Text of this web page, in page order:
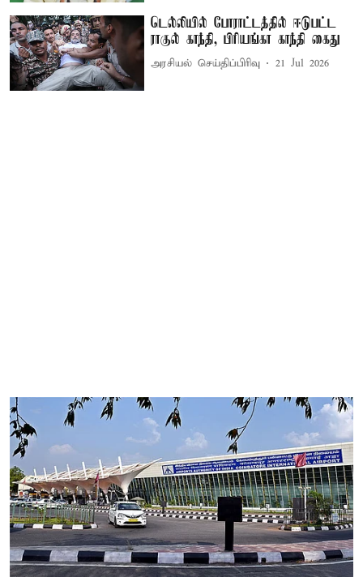
டெல்லியில் போராட்டத்தில் ஈடுபட்ட
ராகுல் காந்தி, பிரியங்கா காந்தி கைது
அரசியல் செய்திப்பிரிவு 21 Jul 2026